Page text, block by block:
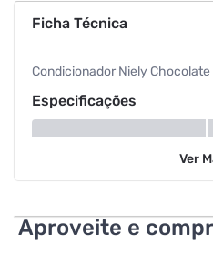
Ficha Técnica
Condicionador Niely
Especificações
Ver
Aproveite e